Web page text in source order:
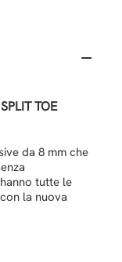
TOE
da 8 mm che
tutte le
la nuova